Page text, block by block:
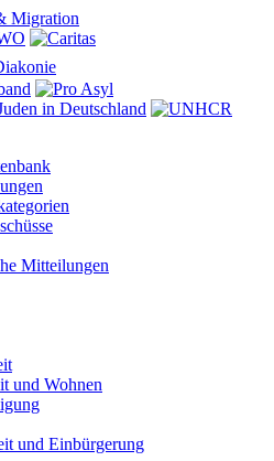
Mitteilungen
und Wohnen
und Einbürgerung